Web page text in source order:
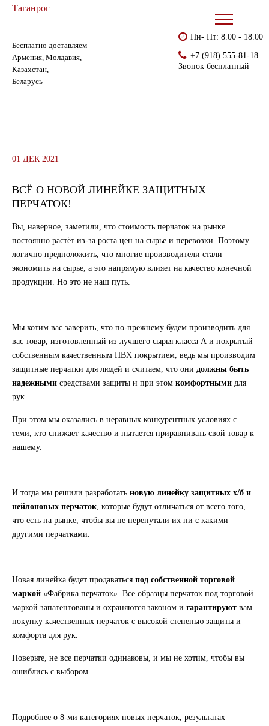
Таганрог
Бесплатно доставляем
Армения, Молдавия,
Казахстан,
Беларусь
Пн- Пт: 8.00 - 18.00
+7 (918) 555-81-18
Звонок бесплатный
Главная Всё о новой линейке защитных перчаток!
01 ДЕК 2021
ВСЁ О НОВОЙ ЛИНЕЙКЕ ЗАЩИТНЫХ
ПЕРЧАТОК!
Вы, наверное, заметили, что стоимость перчаток на рынке
постоянно растёт из-за роста цен на сырье и перевозки. Поэтому
логично предположить, что многие производители стали
экономить на сырье, а это напрямую влияет на качество конечной
продукции. Но это не наш путь.
Мы хотим вас заверить, что по-прежнему будем производить для
вас товар, изготовленный из лучшего сырья класса А и покрытый
собственным качественным ПВХ покрытием, ведь мы производим
защитные перчатки для людей и считаем, что они должны быть
надежными средствами защиты и при этом комфортными для
рук.
При этом мы оказались в неравных конкурентных условиях с
теми, кто снижает качество и пытается приравнивать свой товар к
нашему.
И тогда мы решили разработать новую линейку защитных х/б и
нейлоновых перчаток, которые будут отличаться от всего того,
что есть на рынке, чтобы вы не перепутали их ни с какими
другими перчатками.
Новая линейка будет продаваться под собственной торговой
маркой «Фабрика перчаток». Все образцы перчаток под торговой
маркой запатентованы и охраняются законом и гарантируют вам
покупку качественных перчаток с высокой степенью защиты и
комфорта для рук.
Поверьте, не все перчатки одинаковы, и мы не хотим, чтобы вы
ошиблись с выбором.
Подробнее о 8-ми категориях новых перчаток, результатах